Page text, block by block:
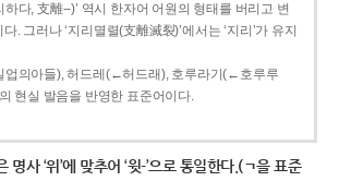
다, 支離--)’ 역시 한자어 어원의 형태를 버리고 변
. 그러나 ‘지리멸렬(支離滅裂)’에서는 ‘지리’가 유지
의아들), 허드레(←허드래), 호루라기(←호루루
현실 발음을 반영한 표준어이다.
은 명사 ‘위’에 맞추어 ‘윗-’으로 통일한다.(ㄱ을 표준